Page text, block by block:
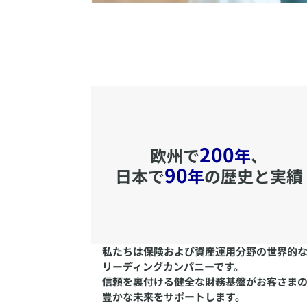
欧州で200年、
日本で90年の歴史と実績
​私たちは保険および資産運用分野の世界的な
リーディングカンパニーです。
信頼を裏付ける健全な財務基盤がお客さまの
豊かな未来をサポートします。